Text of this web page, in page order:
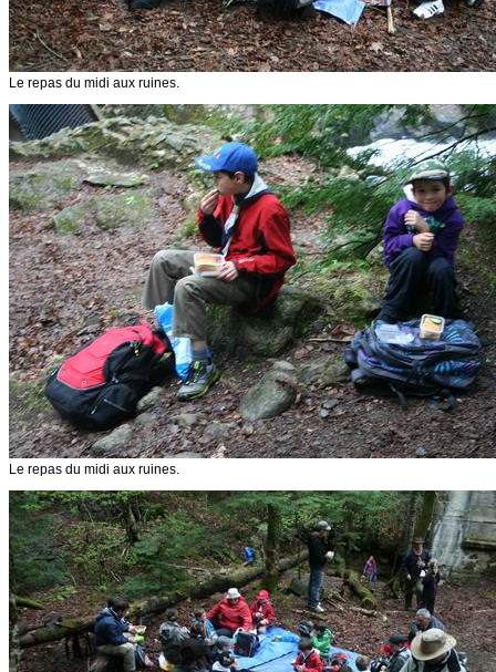
Le repas du midi aux ruines.
Le repas du midi aux ruines.